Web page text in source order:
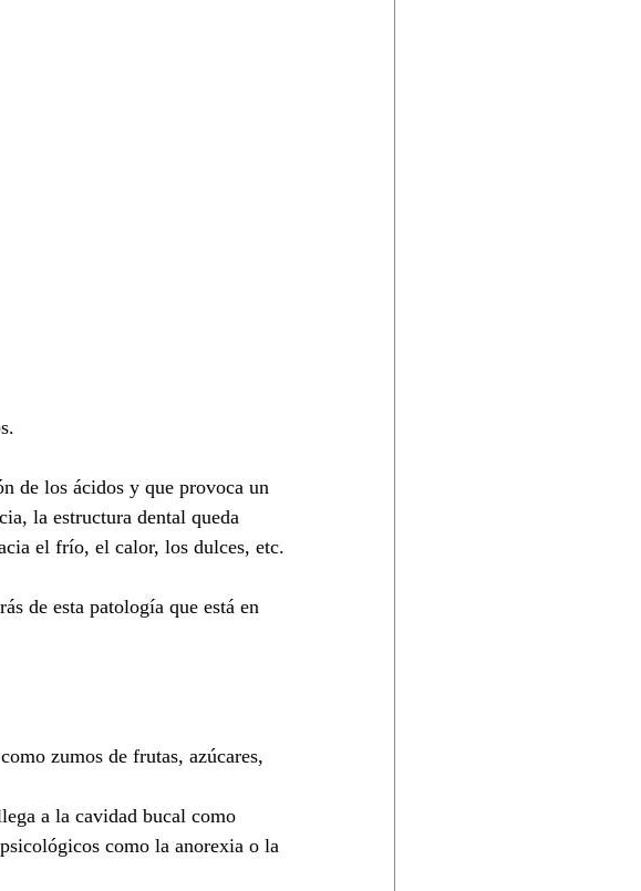
de los ácidos y que provoca un
la estructura dental queda
el frío, el calor, los dulces, etc.
de esta patología que está en
zumos de frutas, azúcares,
a la cavidad bucal como
como la anorexia o la